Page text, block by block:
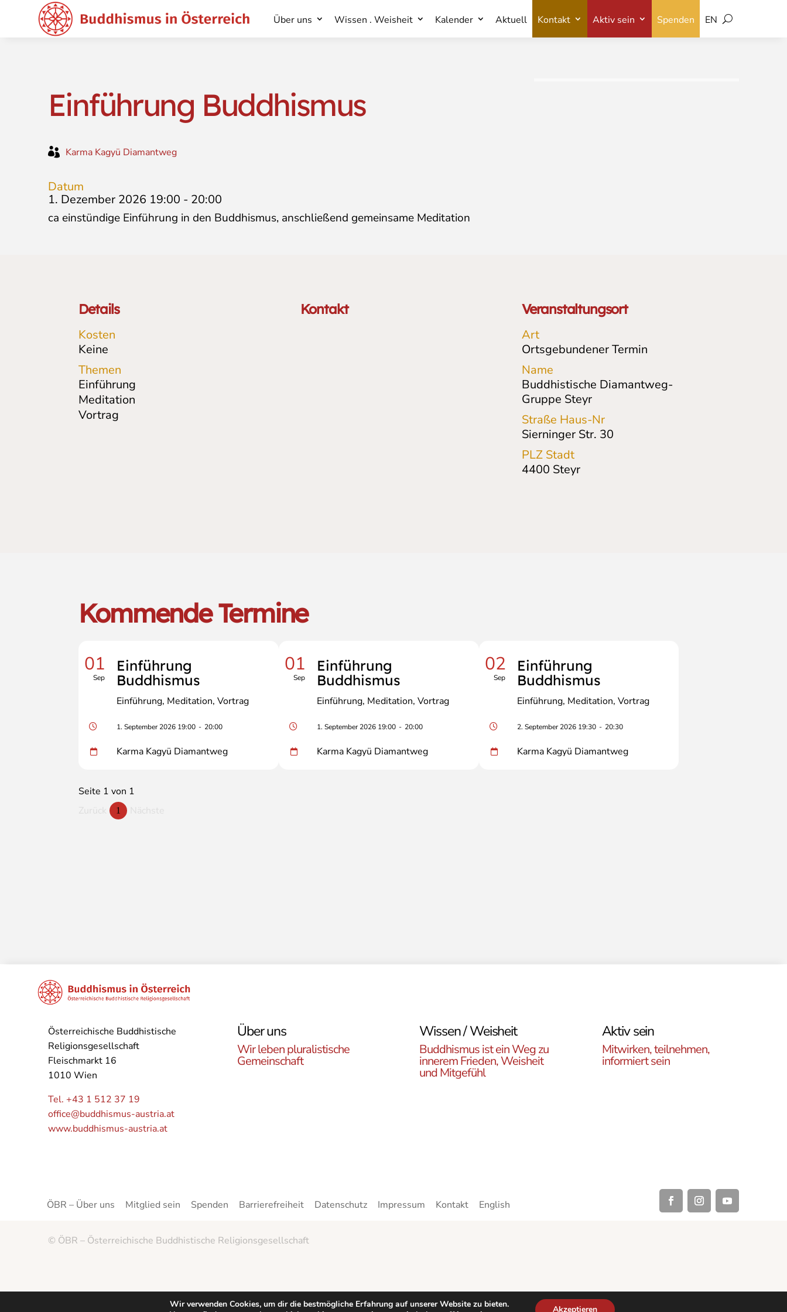
Über uns Wissen . Weisheit Kalender Aktuell Kontakt Aktiv sein Spenden EN
Über uns Wissen . Weisheit Kalender Aktuell Kontakt Aktiv sein Spenden EN
Einführung Buddhismus
 Karma Kagyü Diamantweg
Datum
1. Dezember 2026 19:00 - 20:00
ca einstündige Einführung in den Buddhismus, anschließend gemeinsame Meditation
Details
Kosten
Keine
Themen
Einführung
Meditation
Vortrag
Kontakt Veranstaltungsort
Art
Ortsgebundener Termin
Name
Buddhistische Diamantweg-
Gruppe Steyr
Straße Haus-Nr
Sierninger Str. 30
PLZ Stadt
4400 Steyr
Kommende Termine
01
Sep
Einführung
Buddhismus
Einführung Meditation Vortrag
1. September 2026 19:00 - 20:00
Karma Kagyü Diamantweg
01
Sep
Einführung
Buddhismus
Einführung Meditation Vortrag
1. September 2026 19:00 - 20:00
Karma Kagyü Diamantweg
02
Sep
Einführung
Buddhismus
Einführung Meditation Vortrag
2. September 2026 19:30 - 20:30
Karma Kagyü Diamantweg
Seite 1 von 1
1
Österreichische Buddhistische
Religionsgesellschaft
Fleischmarkt 16
1010 Wien
Tel. +43 1 512 37 19
office@buddhismus-austria.at
www.buddhismus-austria.at
Über uns
Wir leben pluralistische
Gemeinschaft
Wissen / Weisheit
Buddhismus ist ein Weg zu
innerem Frieden, Weisheit
und Mitgefühl
Aktiv sein
Mitwirken, teilnehmen,
informiert sein
ÖBR – Über uns Mitglied sein Spenden Barrierefreiheit Datenschutz Impressum Kontakt English
© ÖBR – Österreichische Buddhistische Religionsgesellschaft
Wir verwenden Cookies, um dir die bestmögliche Erfahrung auf unserer Website zu bieten.
Akzeptieren